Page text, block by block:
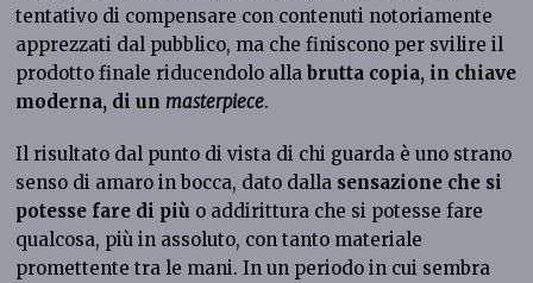
tentativo di compensare con contenuti notoriamente
apprezzati dal pubblico, ma che finiscono per svilire il
prodotto finale riducendolo allabrutta copia, in chiave
moderna, di un masterpiece.
Il risultato dal punto di vista di chi guarda è uno strano
senso di amaro in bocca, dato dalla sensazione che si
potesse fare di più o addirittura che si potesse fare
qualcosa, più in assoluto, con tanto materiale
promettente tra le mani. In un periodo in cui sembra